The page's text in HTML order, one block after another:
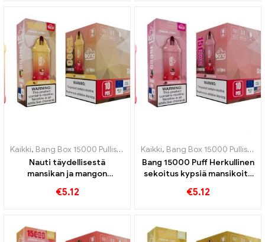
Kaikki, Bang Box 15000 Pullistaa
Kertakäyttöiset e-savukkeet Ruotsi
Nauti täydellisestä
mansikan ja mangon
kertakäyttöinen e-savuke
€5.12
Kaikki, Bang Box 15000 Pullistaa
Bang 15000 Puff Herkullinen
sekoitus kypsiä mansikoita
€5.12